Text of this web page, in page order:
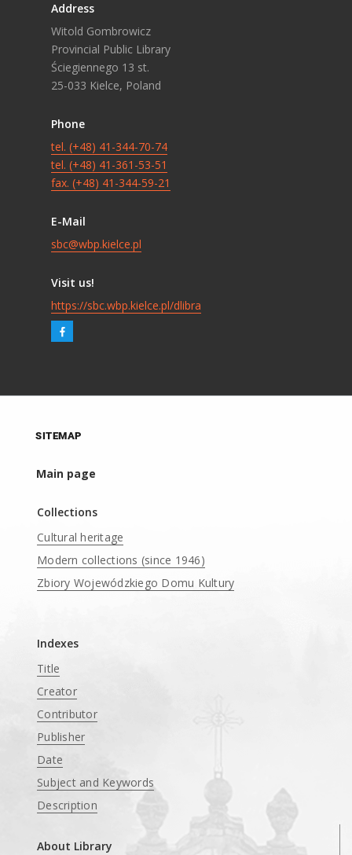
Address
Witold Gombrowicz
Provincial Public Library
Ściegiennego 13 st.
25-033 Kielce, Poland
Phone
tel. (+48) 41-344-70-74
tel. (+48) 41-361-53-51
fax. (+48) 41-344-59-21
E-Mail
sbc@wbp.kielce.pl
Visit us!
https://sbc.wbp.kielce.pl/dlibra
SITEMAP
Main page
Collections
Cultural heritage
Modern collections (since 1946)
Zbiory Wojewódzkiego Domu Kultury
Indexes
Title
Creator
Contributor
Publisher
Date
Subject and Keywords
Description
About Library